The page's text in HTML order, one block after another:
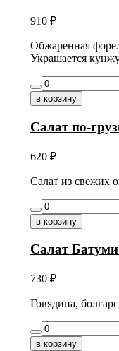
910 ₽
Обжаренная
Украшается
в корзину
Салат по-
620 ₽
Салат из свежих
в корзину
Салат
730 ₽
Говядина,
в корзину